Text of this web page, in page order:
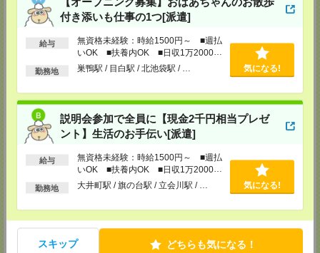
付き添いも仕事の1つ[派遣]
給与
無資格未経験：時給1500円～ ■週払
いOK ■扶養内OK ■日収1万2000円
以上
勤務地 巣鴨駅 / 目白駅 / 北池袋駅 / … 気になる!
説明会参加で全員に【現金2千円相当プレゼ
ント】生活のお手伝い[派遣]
給与
無資格未経験：時給1500円～ ■週払
いOK ■扶養内OK ■日収1万2000円
以上
勤務地 大井町駅 / 旗の台駅 / 立会川駅 / … 気になる!
スキップ どちらも気になる！
高崎テクニカルセンター
高崎市八島町58-1 ウエスト・ワンビル7階
TEL：0120-791-043
担当：採用担当者
宇都宮テクニカルセンター
TEL：0120-348-022
担当：採用担当者
水戸テクニカルセンター
水戸市三の丸1-4-73 水戸京成ビルディング12階
担当：採用担当者
西東京テクニカルセンター
TEL：0120-356-022
担当：採用担当者
山梨テクニカルセンター